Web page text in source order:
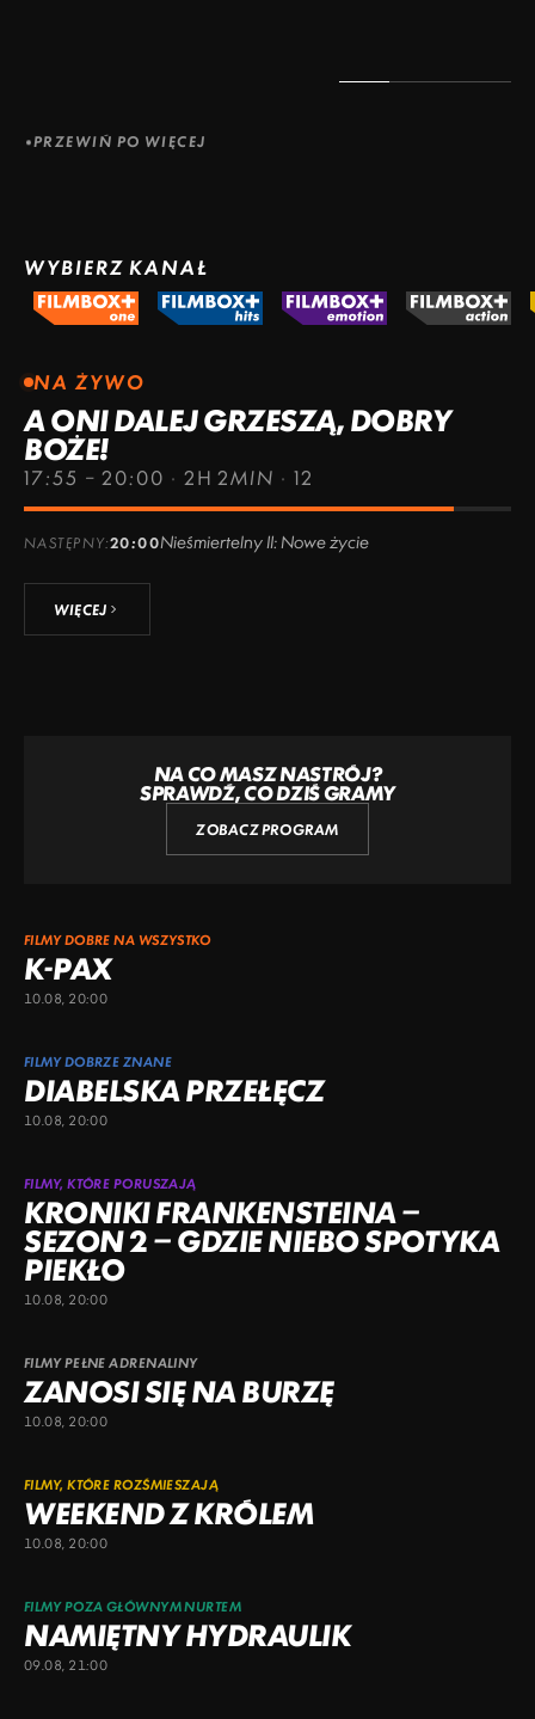
PRZEWIŃ PO WIĘCEJ
WYBIERZ KANAŁ
NA ŻYWO
A ONI DALEJ GRZESZĄ, DOBRY
BOŻE!
17:55 – 20:00 · 2H 2MIN · 12
NASTĘPNY:20:00Nieśmiertelny II: Nowe życie
WIĘCEJ
NA CO MASZ NASTRÓJ?
SPRAWDŹ, CO DZIŚ GRAMY
ZOBACZ PROGRAM
FILMY DOBRE NA WSZYSTKO
K-PAX
10.08, 20:00
FILMY DOBRZE ZNANE
DIABELSKA PRZEŁĘCZ
10.08, 20:00
FILMY, KTÓRE PORUSZAJĄ
KRONIKI FRANKENSTEINA –
SEZON 2 – GDZIE NIEBO SPOTYKA
PIEKŁO
10.08, 20:00
FILMY PEŁNE ADRENALINY
ZANOSI SIĘ NA BURZĘ
10.08, 20:00
FILMY, KTÓRE ROZŚMIESZAJĄ
WEEKEND Z KRÓLEM
10.08, 20:00
FILMY POZA GŁÓWNYM NURTEM
NAMIĘTNY HYDRAULIK
09.08, 21:00